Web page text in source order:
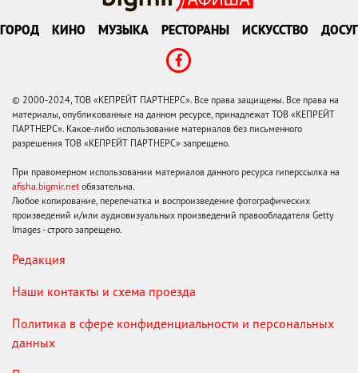
ГОРОД КИНО МУЗЫКА РЕСТОРАНЫ ИСКУССТВО ДОСУГ
© 2000-2024, ТОВ «КЕПРЕЙТ ПАРТНЕРС». Все права защищены. Все права на
материалы, опубликованные на данном ресурсе, принадлежат ТОВ «КЕПРЕЙТ
ПАРТНЕРС». Какое-либо использование материалов без письменного
разрешения ТОВ «КЕПРЕЙТ ПАРТНЕРС» запрещено.
При правомерном использовании материалов данного ресурса гиперссылка на
afisha.bigmir.net обязательна.
Любое копирование, перепечатка и воспроизведение фотографических
произведений и/или аудиовизуальных произведений правообладателя Getty
Images - строго запрещено.
Редакция
Наши контакты и схема проезда
Политика в сфере конфиденциальности и персональных
данных